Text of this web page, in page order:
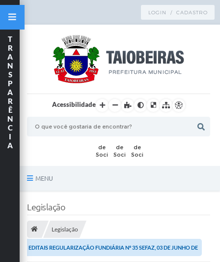
LOGIN / CADASTRO
Acessibilidade
MENU
Publicações
A Prefeitura
T
R
A
N
S
P
A
R
Ê
N
C
I
A
Legislação
Legislação
EDITAIS REGULARIZAÇÃO FUNDIÁRIA Nº 35 SEFAZ, 03 DE JUNHO DE